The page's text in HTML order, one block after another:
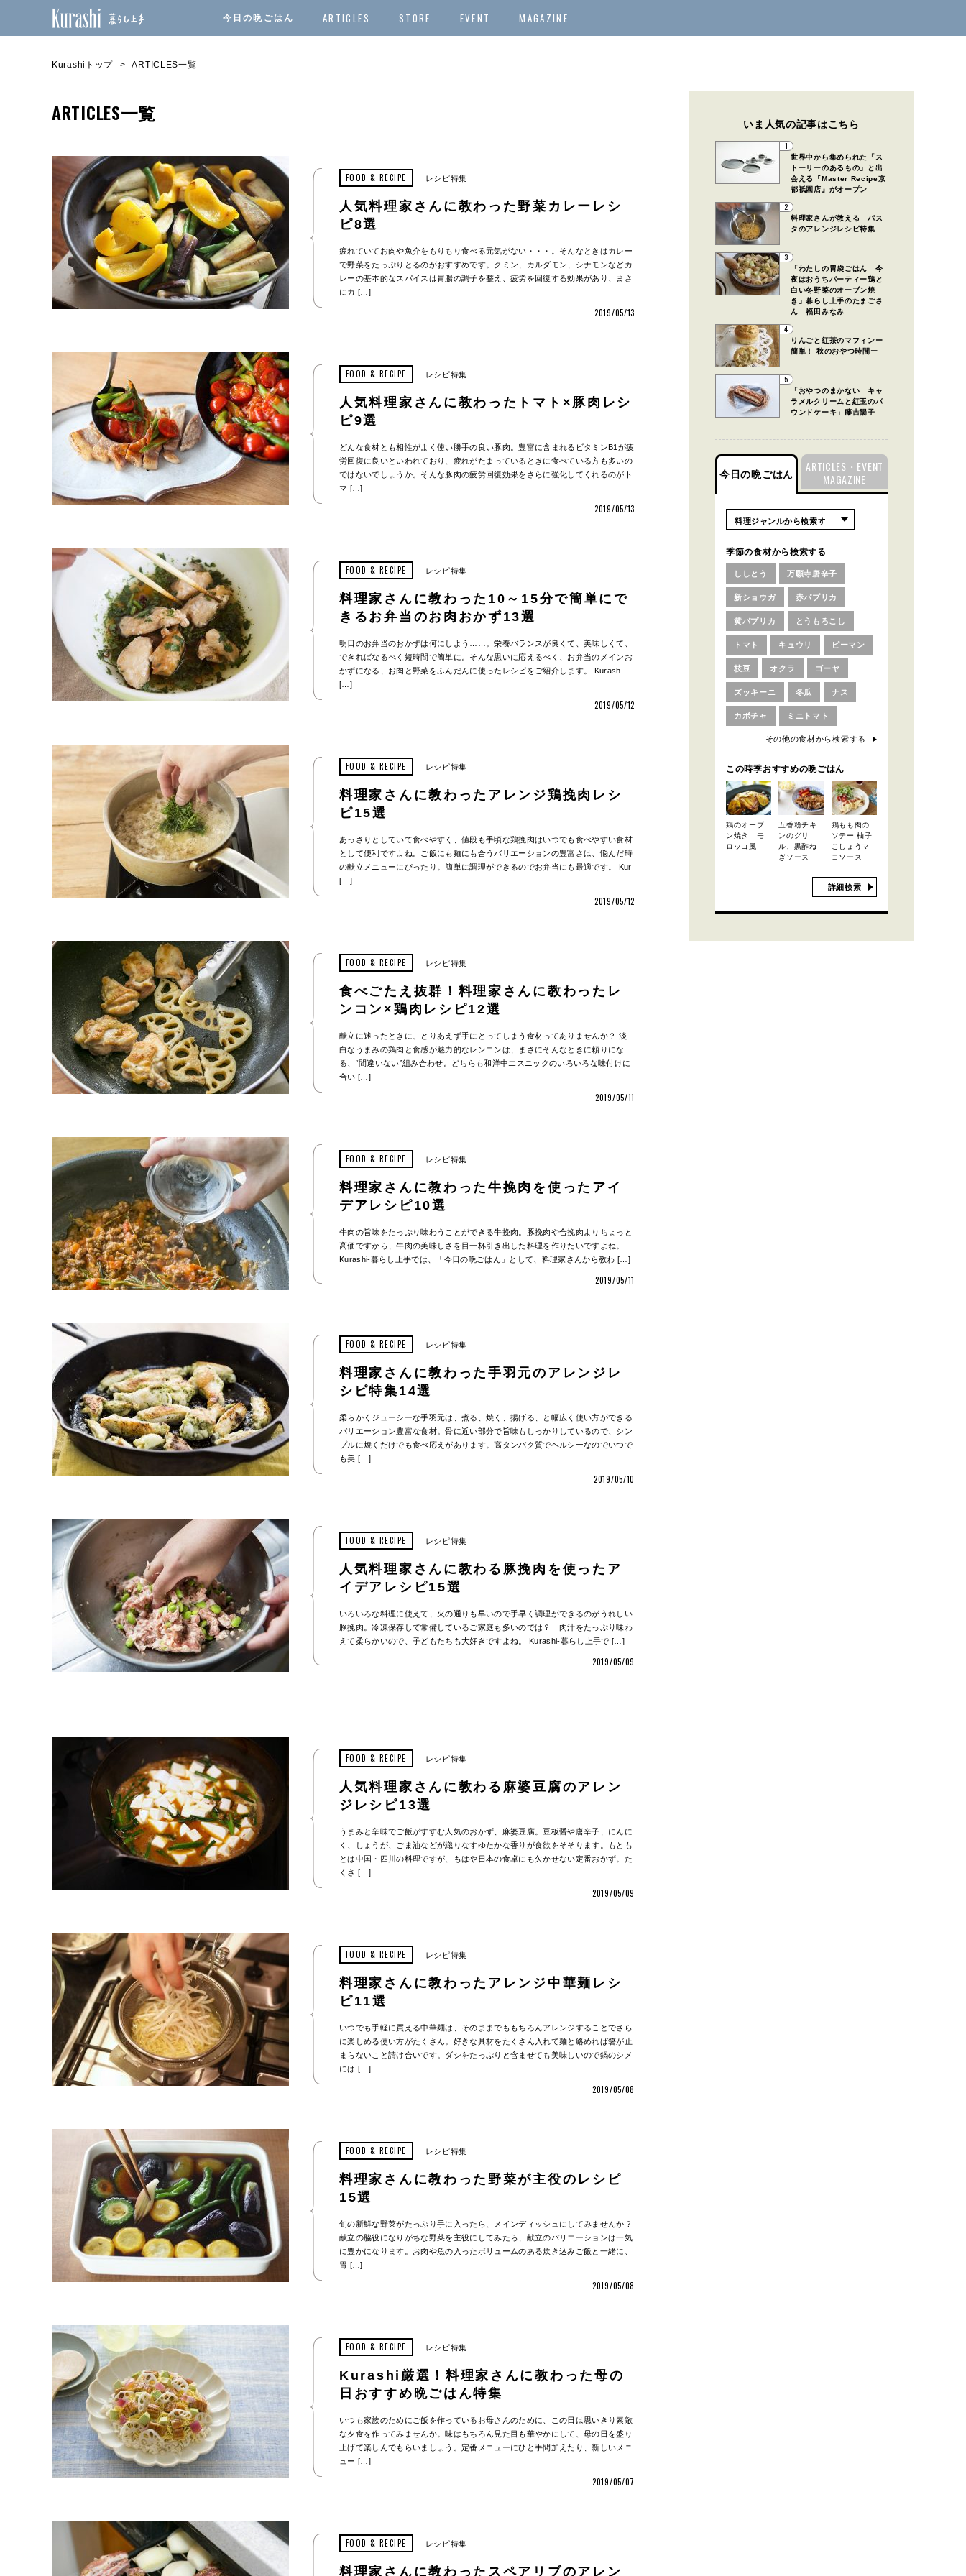
今日の晩ごはん ARTICLES STORE EVENT MAGAZINE
Kurashiトップ ARTICLES一覧
ARTICLES一覧
FOOD & RECIPE レシピ特集
人気料理家さんに教わった野菜カレーレシ
ピ8選
疲れていてお肉や魚介をもりもり食べる元気がない・・・。そんなときはカレー
で野菜をたっぷりとるのがおすすめです。クミン、カルダモン、シナモンなどカ
レーの基本的なスパイスは胃腸の調子を整え、疲労を回復する効果があり、まさ
にカ […]
2019/05/13
FOOD & RECIPE レシピ特集
人気料理家さんに教わったトマト×豚肉レシ
ピ9選
どんな食材とも相性がよく使い勝手の良い豚肉。豊富に含まれるビタミンB1が疲
労回復に良いといわれており、疲れがたまっているときに食べている方も多いの
ではないでしょうか。そんな豚肉の疲労回復効果をさらに強化してくれるのがト
マ […]
2019/05/13
FOOD & RECIPE レシピ特集
料理家さんに教わった10～15分で簡単にで
きるお弁当のお肉おかず13選
明日のお弁当のおかずは何にしよう……。栄養バランスが良くて、美味しくて、
できればなるべく短時間で簡単に。そんな思いに応えるべく、お弁当のメインお
かずになる、お肉と野菜をふんだんに使ったレシピをご紹介します。 Kurash
[…]
2019/05/12
FOOD & RECIPE レシピ特集
料理家さんに教わったアレンジ鶏挽肉レシ
ピ15選
あっさりとしていて食べやすく、値段も手頃な鶏挽肉はいつでも食べやすい食材
として便利ですよね。ご飯にも麺にも合うバリエーションの豊富さは、悩んだ時
の献立メニューにぴったり。簡単に調理ができるのでお弁当にも最適です。 Kur
[…]
2019/05/12
FOOD & RECIPE レシピ特集
食べごたえ抜群！料理家さんに教わったレ
ンコン×鶏肉レシピ12選
献立に迷ったときに、とりあえず手にとってしまう食材ってありませんか？ 淡
白なうまみの鶏肉と食感が魅力的なレンコンは、まさにそんなときに頼りにな
る、“間違いない”組み合わせ。どちらも和洋中エスニックのいろいろな味付けに
合い […]
2019/05/11
FOOD & RECIPE レシピ特集
料理家さんに教わった牛挽肉を使ったアイ
デアレシピ10選
牛肉の旨味をたっぷり味わうことができる牛挽肉。豚挽肉や合挽肉よりちょっと
高価ですから、牛肉の美味しさを目一杯引き出した料理を作りたいですよね。
Kurashi-暮らし上手では、「今日の晩ごはん」として、料理家さんから教わ […]
2019/05/11
FOOD & RECIPE レシピ特集
料理家さんに教わった手羽元のアレンジレ
シピ特集14選
柔らかくジューシーな手羽元は、煮る、焼く、揚げる、と幅広く使い方ができる
バリエーション豊富な食材。骨に近い部分で旨味もしっかりしているので、シン
プルに焼くだけでも食べ応えがあります。高タンパク質でヘルシーなのでいつで
も美 […]
2019/05/10
FOOD & RECIPE レシピ特集
人気料理家さんに教わる豚挽肉を使ったア
イデアレシピ15選
いろいろな料理に使えて、火の通りも早いので手早く調理ができるのがうれしい
豚挽肉。冷凍保存して常備しているご家庭も多いのでは？ 肉汁をたっぷり味わ
えて柔らかいので、子どもたちも大好きですよね。 Kurashi-暮らし上手で […]
2019/05/09
FOOD & RECIPE レシピ特集
人気料理家さんに教わる麻婆豆腐のアレン
ジレシピ13選
うまみと辛味でご飯がすすむ人気のおかず、麻婆豆腐。豆板醤や唐辛子、にんに
く、しょうが、ごま油などが織りなすゆたかな香りが食欲をそそります。もとも
とは中国・四川の料理ですが、もはや日本の食卓にも欠かせない定番おかず。た
くさ […]
2019/05/09
FOOD & RECIPE レシピ特集
料理家さんに教わったアレンジ中華麺レシ
ピ11選
いつでも手軽に買える中華麺は、そのままでももちろんアレンジすることでさら
に楽しめる使い方がたくさん。好きな具材をたくさん入れて麺と絡めれば箸が止
まらないこと請け合いです。ダシをたっぷりと含ませても美味しいので鍋のシメ
には […]
2019/05/08
FOOD & RECIPE レシピ特集
料理家さんに教わった野菜が主役のレシピ
15選
旬の新鮮な野菜がたっぷり手に入ったら、メインディッシュにしてみませんか？
献立の脇役になりがちな野菜を主役にしてみたら、献立のバリエーションは一気
に豊かになります。お肉や魚の入ったボリュームのある炊き込みご飯と一緒に、
胃 […]
2019/05/08
FOOD & RECIPE レシピ特集
Kurashi厳選！料理家さんに教わった母の
日おすすめ晩ごはん特集
いつも家族のためにご飯を作っているお母さんのために、この日は思いきり素敵
な夕食を作ってみませんか。味はもちろん見た目も華やかにして、母の日を盛り
上げて楽しんでもらいましょう。定番メニューにひと手間加えたり、新しいメニ
ュー […]
2019/05/07
FOOD & RECIPE レシピ特集
料理家さんに教わったスペアリブのアレン
いま人気の記事はこちら
1
世界中から集められた「ス
トーリーのあるもの」と出
会える『Master Recipe京
都祇園店』がオープン
2
料理家さんが教える パス
タのアレンジレシピ特集
3
「わたしの胃袋ごはん 今
夜はおうちパーティー鶏と
白い冬野菜のオーブン焼
き」暮らし上手のたまごさ
ん 福田みなみ
4
りんごと紅茶のマフィンー
簡単！ 秋のおやつ時間ー
5
「おやつのまかない キャ
ラメルクリームと紅玉のパ
ウンドケーキ」藤吉陽子
今日の晩ごはん
ARTICLES・EVENT
MAGAZINE
季節の食材から検索する
ししとう 万願寺唐辛子
新ショウガ 赤パプリカ
黄パプリカ とうもろこし
トマト キュウリ ピーマン
枝豆 オクラ ゴーヤ
ズッキーニ 冬瓜 ナス
カボチャ ミニトマト
その他の食材から検索する
この時季おすすめの晩ごはん
鶏のオーブ
ン焼き モ
ロッコ風
五香粉チキ
ンのグリ
ル、黒酢ね
ぎソース
鶏もも肉の
ソテー 柚子
こしょうマ
ヨソース
詳細検索